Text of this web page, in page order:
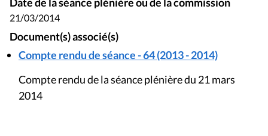
Date de la séance plénière ou de la commission
21/03/2014
Document(s) associé(s)
Compte rendu de séance - 64 (2013 - 2014)
Compte rendu de la séance plénière du 21 mars
2014